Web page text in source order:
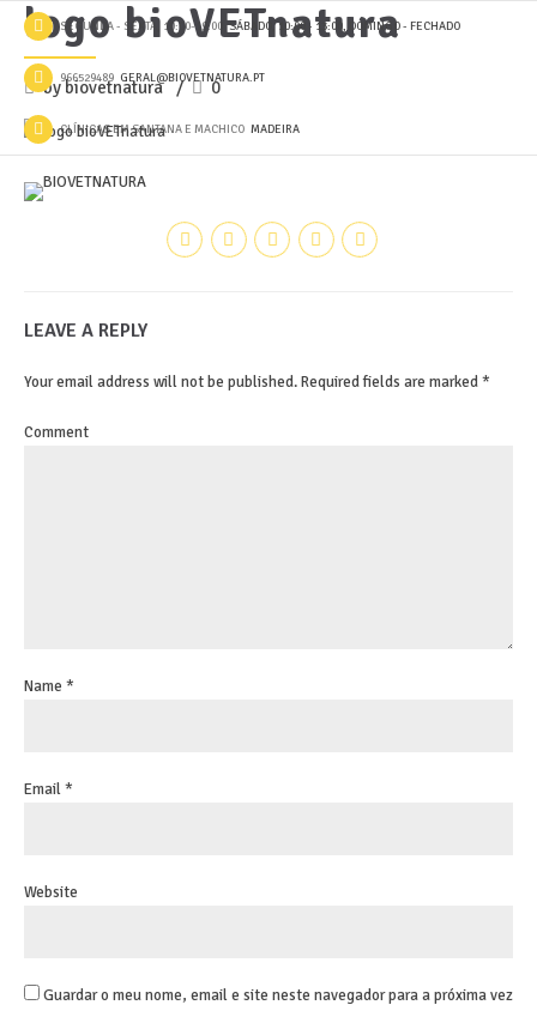
SEGUNDA - SEXTA, 10:00-19:00 SÁBADO, 10:00 - 13:00, DOMINGO - FECHADO
966529489 GERAL@BIOVETNATURA.PT
CLÍNICAS EM SANTANA E MACHICO MADEIRA
logo bioVETnatura
by biovetnatura 0
LEAVE A REPLY
Your email address will not be published. Required fields are marked *
Comment
Name *
Email *
Website
Guardar o meu nome, email e site neste navegador para a próxima vez